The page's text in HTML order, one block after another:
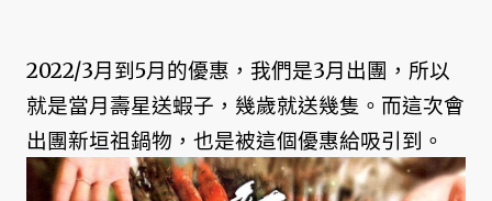
2022/3月到5月的優惠，我們是3月出團，所以
就是當月壽星送蝦子，幾歲就送幾隻。而這次會
出團新垣祖鍋物，也是被這個優惠給吸引到。